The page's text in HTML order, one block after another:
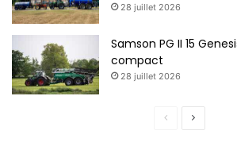
28 juillet 2026
Samson PG II 15
compact
28 juillet 2026
Page
Page